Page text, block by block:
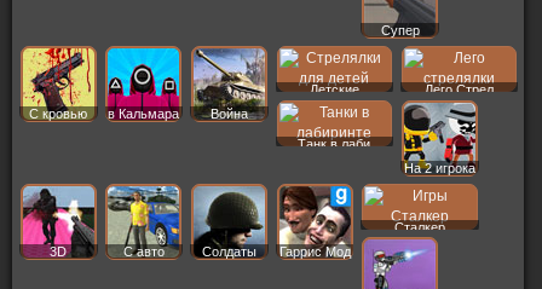
Супер
С кровью в Кальмара Война
Детские Лего Стрел
Танк в лаби
На 2 игрока
3D С авто Солдаты Гаррис Мод
Сталкер